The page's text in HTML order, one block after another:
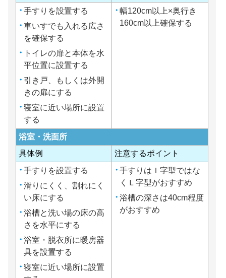
手すりを設置する
車いすでも入れる広さ
を確保する
トイレの扉と本体を水
平位置に設置する
引き戸、もしくは外開
きの扉にする
寝室に近い場所に設置
する
幅120cm以上×奥行き
160cm以上確保する
浴室・洗面所
具体例
注意するポイント
手すりを設置する
滑りにくく、割れにく
い床にする
浴槽と洗い場の床の高
さを水平にする
浴室・脱衣所に暖房器
具を設置する
寝室に近い場所に設置
手すりはＩ字型ではな
くＬ字型がおすすめ
浴槽の深さは40cm程度
がおすすめ